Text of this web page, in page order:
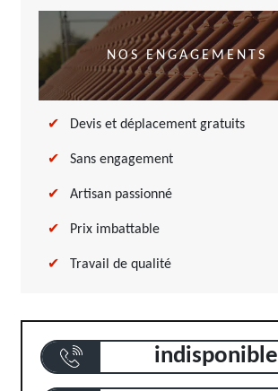
NOS ENGAGEMENTS
Devis et déplacement gratuits
Sans engagement
Artisan passionné
Prix imbattable
Travail de qualité
indisponible